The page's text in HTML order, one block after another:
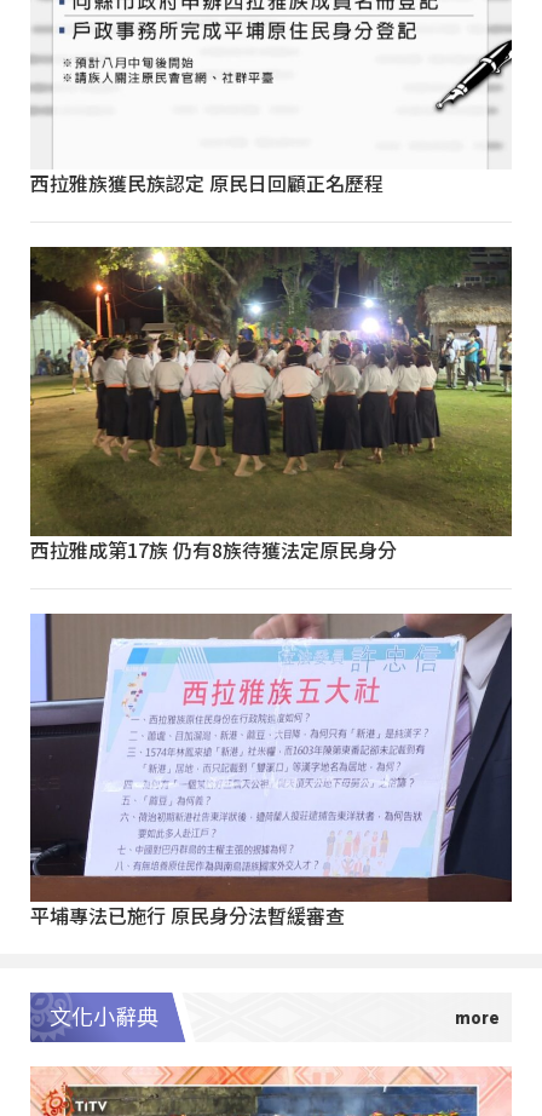
西拉雅族獲民族認定 原民日回顧正名歷程
西拉雅成第17族 仍有8族待獲法定原民身分
平埔專法已施行 原民身分法暫緩審查
文化小辭典